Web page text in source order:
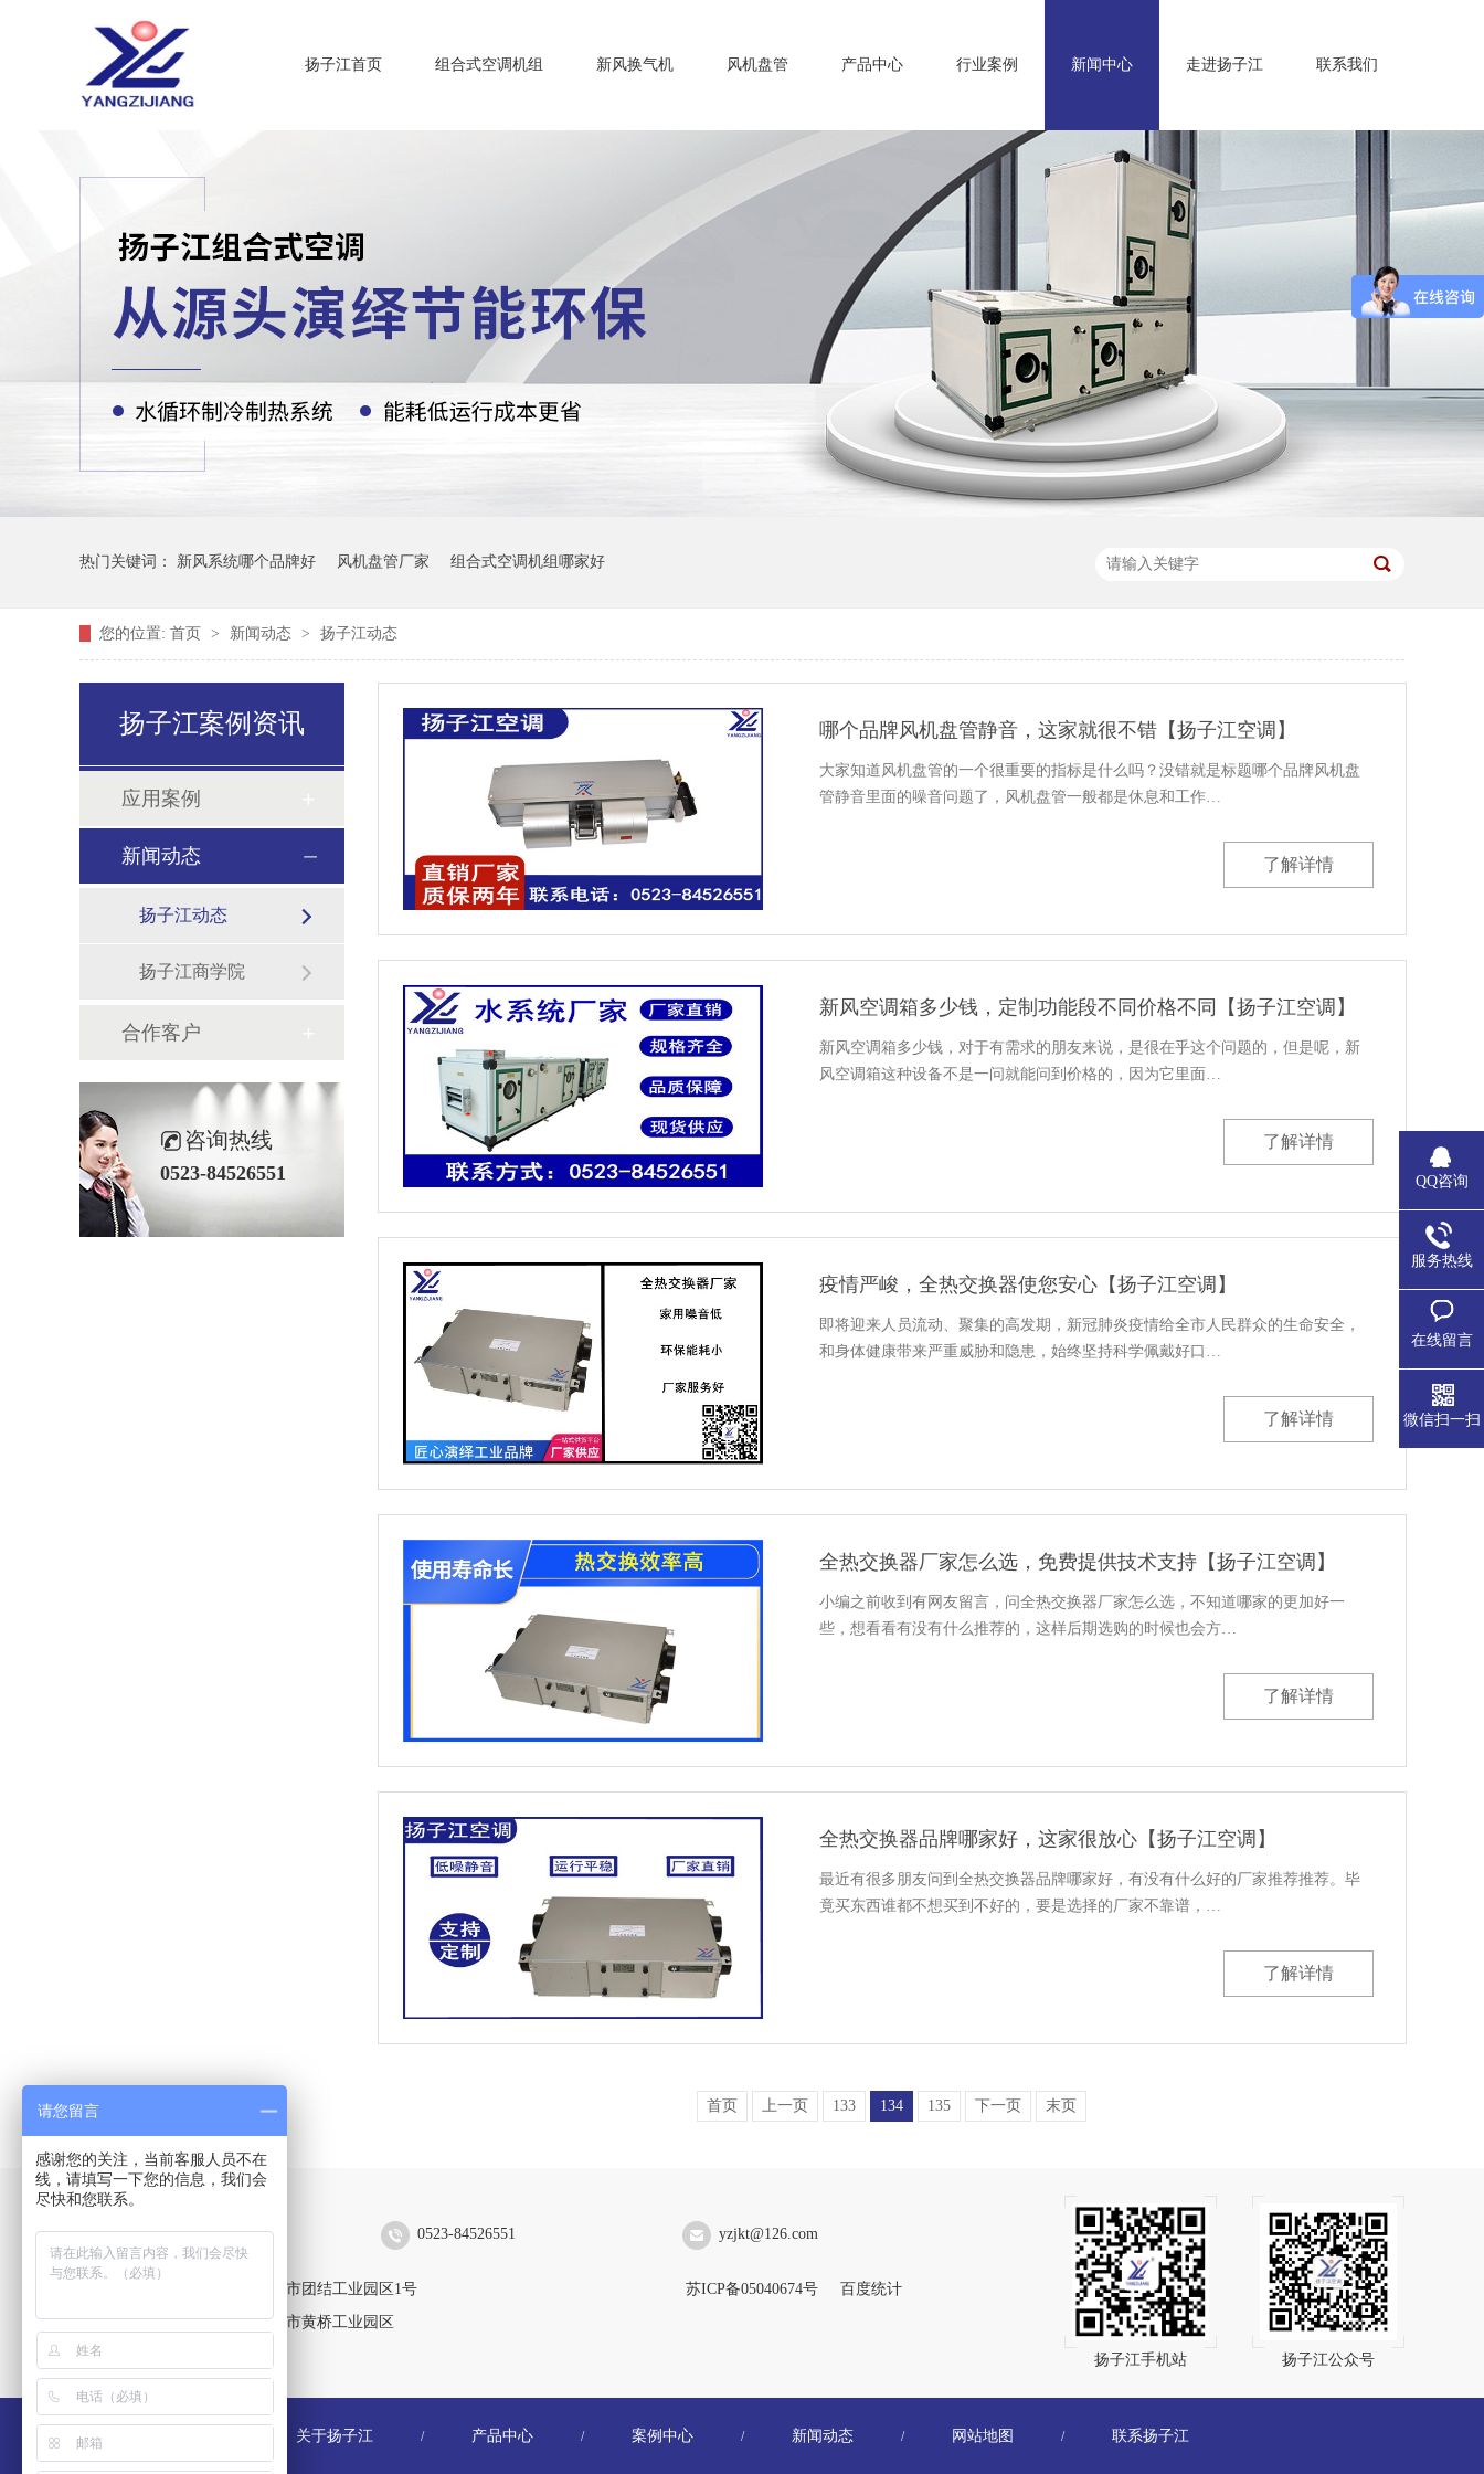
扬子江首页 组合式空调机组 新风换气机 风机盘管 产品中心 行业案例 新闻中心 走进扬子江 联系我们
热门关键词： 新风系统哪个品牌好 风机盘管厂家 组合式空调机组哪家好
您的位置: 首页 > 新闻动态 > 扬子江动态
扬子江案例资讯
应用案例
新闻动态
扬子江动态
扬子江商学院
合作客户
咨询热线
0523-84526551
哪个品牌风机盘管静音，这家就很不错【扬子江空调】
大家知道风机盘管的一个很重要的指标是什么吗？没错就是标题哪个品牌风机盘
管静音里面的噪音问题了，风机盘管一般都是休息和工作…
了解详情
新风空调箱多少钱，定制功能段不同价格不同【扬子江空调】
新风空调箱多少钱，对于有需求的朋友来说，是很在乎这个问题的，但是呢，新
风空调箱这种设备不是一问就能问到价格的，因为它里面…
了解详情
疫情严峻，全热交换器使您安心【扬子江空调】
即将迎来人员流动、聚集的高发期，新冠肺炎疫情给全市人民群众的生命安全，
和身体健康带来严重威胁和隐患，始终坚持科学佩戴好口…
了解详情
全热交换器厂家怎么选，免费提供技术支持【扬子江空调】
小编之前收到有网友留言，问全热交换器厂家怎么选，不知道哪家的更加好一
些，想看看有没有什么推荐的，这样后期选购的时候也会方…
了解详情
全热交换器品牌哪家好，这家很放心【扬子江空调】
最近有很多朋友问到全热交换器品牌哪家好，有没有什么好的厂家推荐推荐。毕
竟买东西谁都不想买到不好的，要是选择的厂家不靠谱，…
了解详情
首页 上一页 133 134 135 下一页 末页
扬子江空调集团有限公司 0523-84526551 yzjkt@126.com
靖江生产区：江苏省靖江市团结工业园区1号
黄桥生产区：江苏省泰兴市黄桥工业园区
苏ICP备05040674号 百度统计
扬子江手机站 扬子江公众号
关于扬子江 / 产品中心 / 案例中心 / 新闻动态 / 网站地图 / 联系扬子江
QQ咨询
服务热线
在线留言
微信扫一扫
请您留言
感谢您的关注，当前客服人员不在
线，请填写一下您的信息，我们会
尽快和您联系。